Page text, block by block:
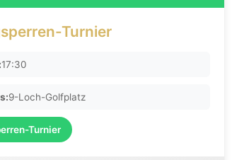
Turnier
17:30
9-Loch-Golfplatz
Turnier